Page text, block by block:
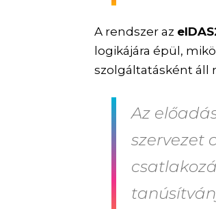
A rendszer az
logikájára épül,
szolgáltatásként áll
Az
szervezet